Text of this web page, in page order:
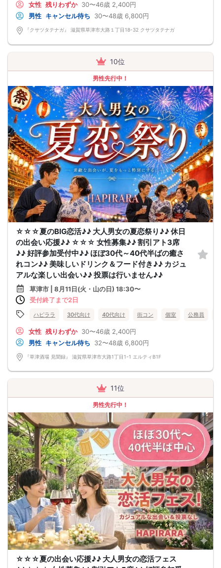
女性 残りわずか 30〜46歳 2,400円
男性 キャンセル待ち 30〜48歳 6,800円
『クサツタテナガ』 滋賀県草津市大路１丁目18-32 クサツタテナガ
10位
男性先行中！
☆☆☆夏のBIG恋活♪♪ 大人男女の夏恋祭り♪♪ 休日
の出会い応援♪♪ ☆☆☆ 女性募集♪♪ 割引アト3席
♪♪ 好評参加受付中♪♪ ほぼ30代～40代半ばの癒さ
れコン♪♪ 美味しいドリンク＆フード付き♪♪ カジュ
アルな楽しい出会い♪♪ 投票は行いません♪♪
草津市 | 8月11日(火・山の日) 18:30〜
受付終了まで2日
ハピララ 30代向け 40代向け 街コン 個室 公務員
女性 残りわずか 30〜46歳 2,400円
男性 キャンセル待ち 32〜48歳 6,800円
『草津酒場 見聞録』 滋賀県草津市大路1丁目1-1 エルティB1F
11位
男性先行中！
☆☆☆夏の出会い応援♪♪ 大人男女の恋活フェス